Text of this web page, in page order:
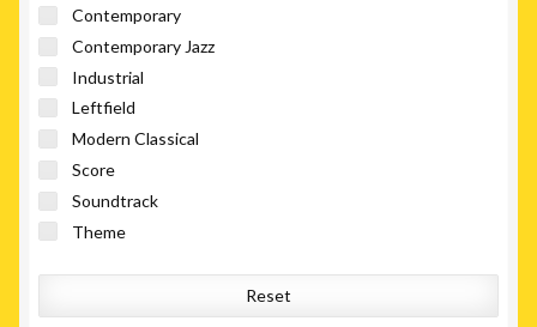
Contemporary
Contemporary Jazz
Industrial
Leftfield
Modern Classical
Score
Soundtrack
Theme
Reset